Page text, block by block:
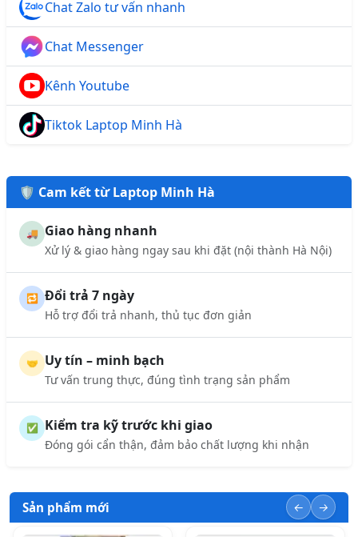
Chat Zalo tư vấn nhanh
Chat Messenger
Kênh Youtube
Tiktok Laptop Minh Hà
🛡️ Cam kết từ Laptop Minh Hà
🚚 Giao hàng nhanh
Xử lý & giao hàng ngay sau khi đặt (nội thành Hà Nội)
🔁 Đổi trả 7 ngày
Hỗ trợ đổi trả nhanh, thủ tục đơn giản
🤝 Uy tín – minh bạch
Tư vấn trung thực, đúng tình trạng sản phẩm
✅ Kiểm tra kỹ trước khi giao
Đóng gói cẩn thận, đảm bảo chất lượng khi nhận
Sản phẩm mới